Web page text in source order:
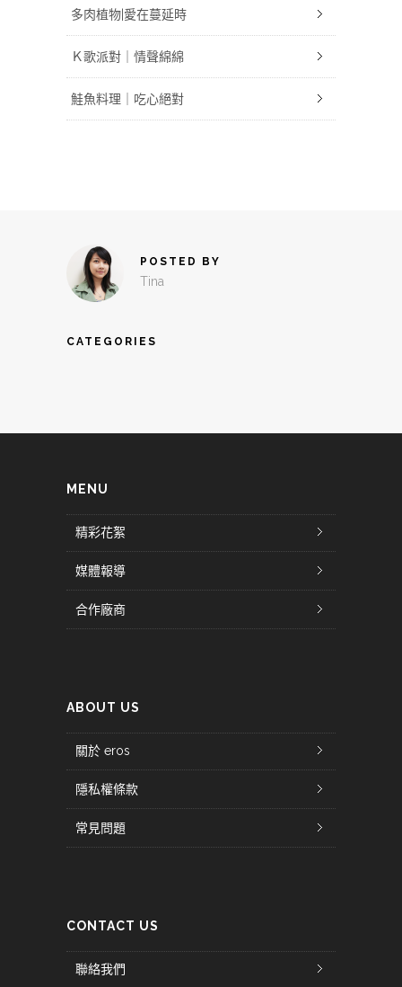
多肉植物|愛在蔓延時
Ｋ歌派對｜情聲綿綿
鮭魚料理｜吃心絕對
POSTED BY
Tina
CATEGORIES
MENU
精彩花絮
媒體報導
合作廠商
ABOUT US
關於 eros
隱私權條款
常見問題
CONTACT US
聯絡我們